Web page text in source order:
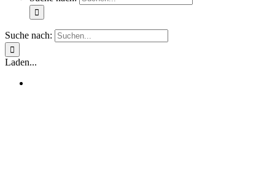
Suche nach:
Laden...